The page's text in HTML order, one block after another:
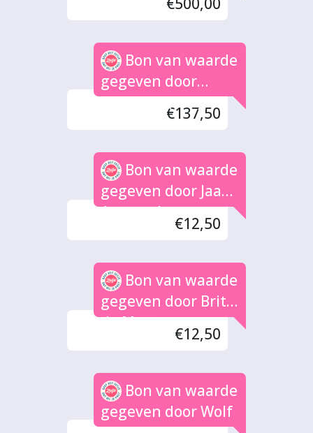
Bon van waarde
gegeven door
Anoniem (11x)
€137,50
Bon van waarde
gegeven door Jaap
Aarnoudse
€12,50
Bon van waarde
gegeven door Britt
de Maar
€12,50
Bon van waarde
gegeven door Wolf